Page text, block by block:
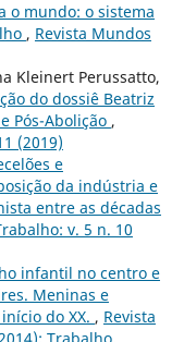
o mundo: o sistema
, Revista Mundos
Kleinert Perussatto,
do dossiê Beatriz
Pós-Abolição ,
(2019)
e
da indústria e
entre as décadas
v. 5 n. 10
infantil no centro e
Meninas e
do XX. , Revista